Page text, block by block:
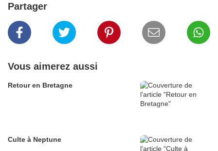
Partager
Vous aimerez aussi
Retour en Bretagne
Culte à Neptune